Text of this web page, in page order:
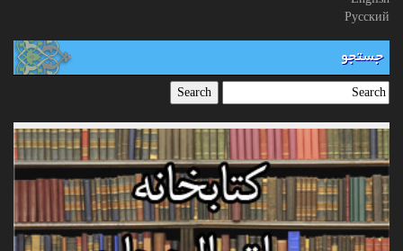
Русский
جستجو